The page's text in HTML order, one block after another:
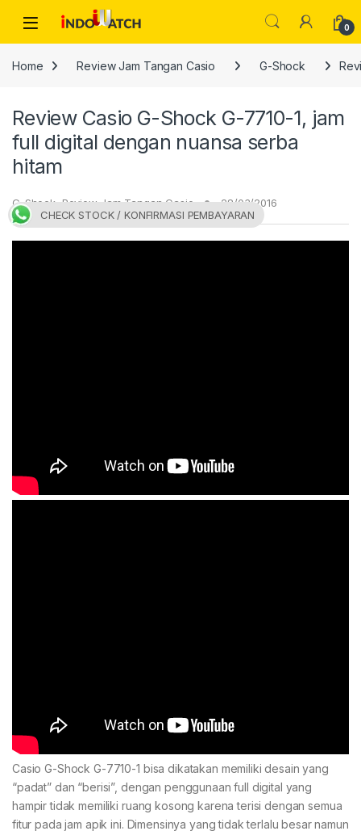
Open 0
Home Review Jam Tangan Casio G-Shock
Review Casio G-Shock G-7710-1, jam
full digital dengan nuansa serba
hitam
G-Shock,Review Jam Tangan Casio 28/03/2016
Casio G-Shock G-7710-1 bisa dikatakan memiliki desain yang
“padat” dan “berisi”, dengan penggunaan full digital yang
hampir tidak memiliki ruang kosong karena terisi dengan semua
fitur pada jam apik ini. Dimensinya yang tidak terlalu besar namun
CHECK STOCK / KONFIRMASI PEMBAYARAN